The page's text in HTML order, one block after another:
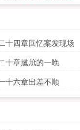
十四章回忆案发现场
十章尴尬的一晚
十六章出差不顺